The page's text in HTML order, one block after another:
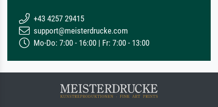
+43 4257 29415
support@meisterdrucke.com
Mo-Do: 7:00 - 16:00 | Fr: 7:00 - 13:00